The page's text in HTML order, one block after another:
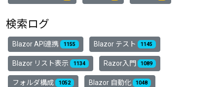
検索ログ
Blazor API連携 1155 Blazor テスト 1145
Blazor リスト表示 1134 Razor入門 1089
フォルダ構成 1052 Blazor 自動化 1048